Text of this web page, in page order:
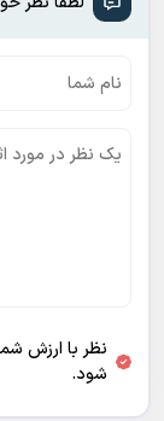
نظر با ارزش
شود.